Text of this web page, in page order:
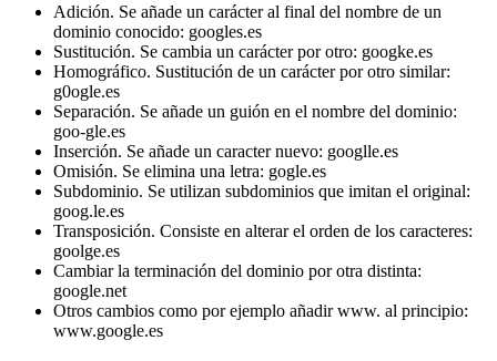
Adición. Se añade un carácter al final del nombre de un
dominio conocido: googles.es
Sustitución. Se cambia un carácter por otro: googke.es
Homográfico. Sustitución de un carácter por otro similar:
g0ogle.es
Separación. Se añade un guión en el nombre del dominio:
goo-gle.es
Inserción. Se añade un caracter nuevo: googlle.es
Omisión. Se elimina una letra: gogle.es
Subdominio. Se utilizan subdominios que imitan el original:
goog.le.es
Transposición. Consiste en alterar el orden de los caracteres:
goolge.es
Cambiar la terminación del dominio por otra distinta:
google.net
Otros cambios como por ejemplo añadir www. al principio:
www.google.es